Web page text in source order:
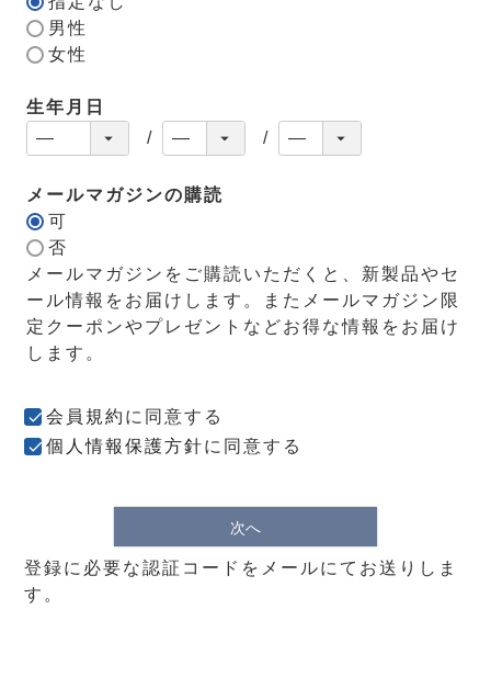
男性
女性
生年月日
メールマガジンの購読
可
否
メールマガジンをご購読いただくと、新製品やセ
ール情報をお届けします。またメールマガジン限
定クーポンやプレゼントなどお得な情報をお届け
します。
会員規約 に同意する
個人情報保護方針に同意する
次へ
登録に必要な認証コードをメールにてお送りしま
す。